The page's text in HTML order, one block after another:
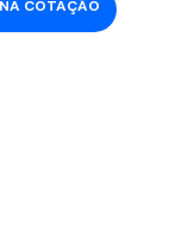
COTAÇÃO